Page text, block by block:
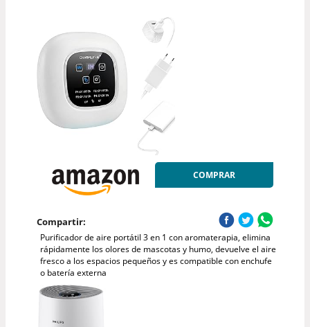
COMPRAR
Compartir:
Purificador de aire portátil 3 en 1 con aromaterapia, elimina
rápidamente los olores de mascotas y humo, devuelve el aire
fresco a los espacios pequeños y es compatible con enchufe
o batería externa